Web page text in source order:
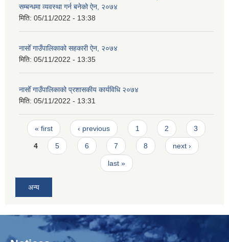
सम्बन्धमा व्यवस्था गर्न बनेको ऐन, २०७४
मिति: 05/11/2022 - 13:38
नासोँ गाउँपालिकाको सहकारी ऐन, २०७४
मिति: 05/11/2022 - 13:35
नासोँ गाउँपालिकाको प्रशासकीय कार्यविधि २०७४
मिति: 05/11/2022 - 13:31
Pages
« first ‹ previous 1 2 3
4 5 6 7 8 next ›
last »
अन्य